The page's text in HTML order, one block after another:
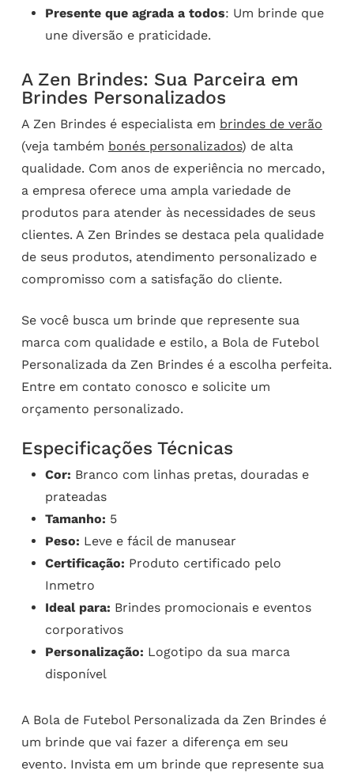
Presente que agrada a todos: Um brinde que
une diversão e praticidade.
A Zen Brindes: Sua Parceira em
Brindes Personalizados
A Zen Brindes é especialista em brindes de verão
(veja também bonés personalizados) de alta
qualidade. Com anos de experiência no mercado,
a empresa oferece uma ampla variedade de
produtos para atender às necessidades de seus
clientes. A Zen Brindes se destaca pela qualidade
de seus produtos, atendimento personalizado e
compromisso com a satisfação do cliente.
Se você busca um brinde que represente sua
marca com qualidade e estilo, a Bola de Futebol
Personalizada da Zen Brindes é a escolha perfeita.
Entre em contato conosco e solicite um
orçamento personalizado.
Especificações Técnicas
Cor: Branco com linhas pretas, douradas e
prateadas
Tamanho: 5
Peso: Leve e fácil de manusear
Certificação: Produto certificado pelo
Inmetro
Ideal para: Brindes promocionais e eventos
corporativos
Personalização: Logotipo da sua marca
disponível
A Bola de Futebol Personalizada da Zen Brindes é
um brinde que vai fazer a diferença em seu
evento. Invista em um brinde que represente sua